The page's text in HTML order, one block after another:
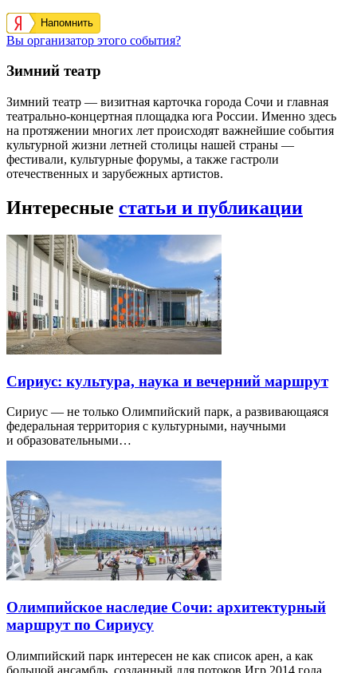
Напомнить
Вы организатор этого события?
Зимний театр
Зимний театр — визитная карточка города Сочи и главная
театрально-концертная площадка юга России. Именно здесь
на протяжении многих лет происходят важнейшие события
культурной жизни летней столицы нашей страны —
фестивали, культурные форумы, а также гастроли
отечественных и зарубежных артистов.
Интересные статьи и публикации
Сириус: культура, наука и вечерний маршрут
Сириус — не только Олимпийский парк, а развивающаяся
федеральная территория с культурными, научными
и образовательными…
Олимпийское наследие Сочи: архитектурный
маршрут по Сириусу
Олимпийский парк интересен не как список арен, а как
большой ансамбль, созданный для потоков Игр 2014 года.